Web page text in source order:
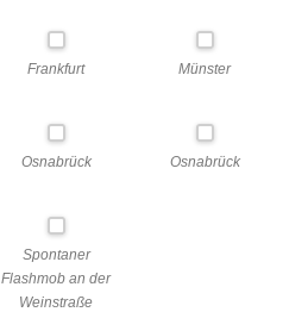
Frankfurt Münster
Osnabrück Osnabrück
Spontaner
Flashmob an der
Weinstraße